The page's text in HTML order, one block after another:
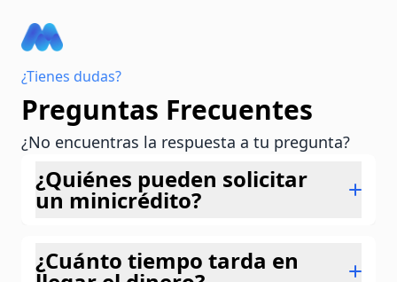
¿Tienes dudas?
Preguntas Frecuentes
¿No encuentras la respuesta a tu pregunta?
¿Quiénes pueden solicitar
un minicrédito?
(algunos casos mayor de 21 o 25 años) con
¿Cuánto tiempo tarda en